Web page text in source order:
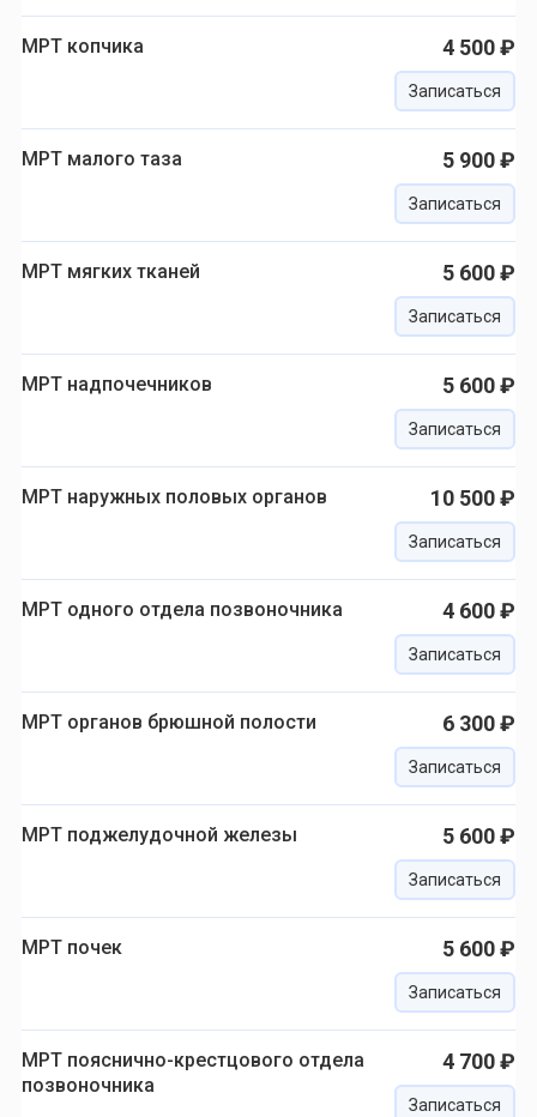
МРТ копчика 4 500 ₽
Записаться
МРТ малого таза 5 900 ₽
Записаться
МРТ мягких тканей 5 600 ₽
Записаться
МРТ надпочечников 5 600 ₽
Записаться
МРТ наружных половых органов 10 500 ₽
Записаться
МРТ одного отдела позвоночника 4 600 ₽
Записаться
МРТ органов брюшной полости 6 300 ₽
Записаться
МРТ поджелудочной железы 5 600 ₽
Записаться
МРТ почек 5 600 ₽
Записаться
МРТ пояснично-крестцового отдела
позвоночника
4 700 ₽
Записаться